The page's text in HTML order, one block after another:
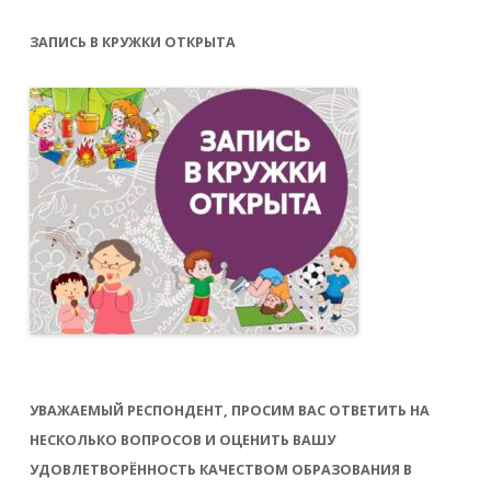
ЗАПИСЬ В КРУЖКИ ОТКРЫТА
УВАЖАЕМЫЙ РЕСПОНДЕНТ, ПРОСИМ ВАС ОТВЕТИТЬ НА
НЕСКОЛЬКО ВОПРОСОВ И ОЦЕНИТЬ ВАШУ
УДОВЛЕТВОРЁННОСТЬ КАЧЕСТВОМ ОБРАЗОВАНИЯ В